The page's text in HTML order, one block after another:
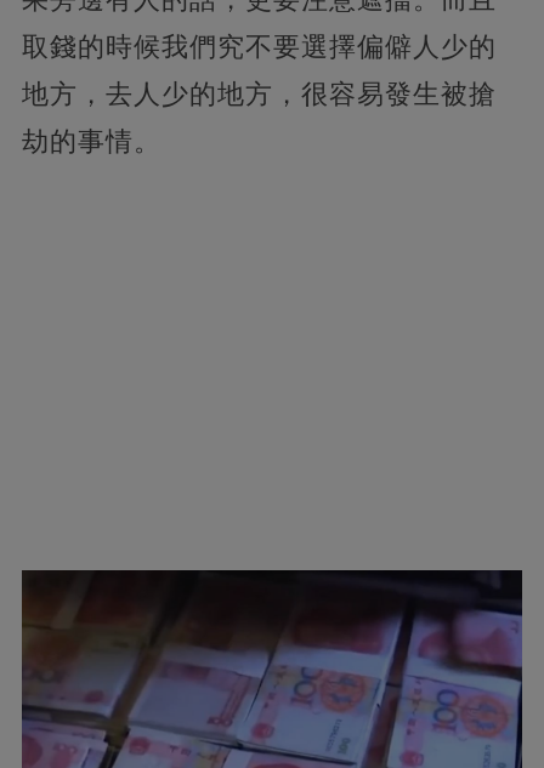
取錢的時候我們究不要選擇偏僻人少的
地方，去人少的地方，很容易發生被搶
劫的事情。